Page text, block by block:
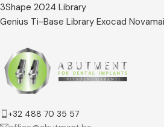
3Shape 2024 Library
Genius Ti-Base Library Exocad
+32 488 70 35 57